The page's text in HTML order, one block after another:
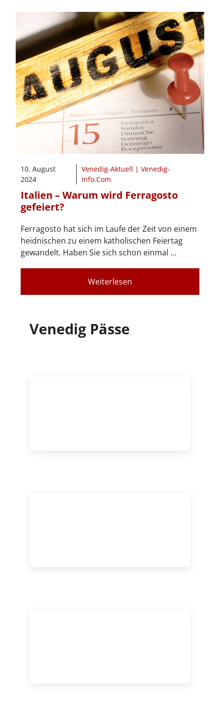
10. August
2024
Venedig-Aktuell | Venedig-
Info.Com
Italien – Warum wird Ferragosto
gefeiert?
Ferragosto hat sich im Laufe der Zeit von einem
heidnischen zu einem katholischen Feiertag
gewandelt. Haben Sie sich schon einmal …
Weiterlesen
Venedig Pässe